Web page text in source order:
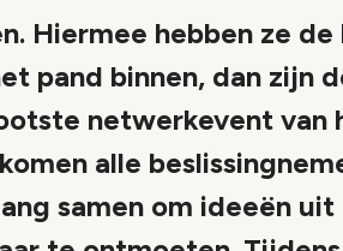
Hiermee hebben ze
pand binnen, dan zijn
netwerkevent van
alle
samen om ideeën